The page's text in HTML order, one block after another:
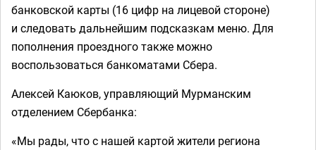
банковской карты (16 цифр на лицевой стороне)
и следовать дальнейшим подсказкам меню. Для
пополнения проездного также можно
воспользоваться банкоматами Сбера.
Алексей Каюков, управляющий Мурманским
отделением Сбербанка:
«Мы рады, что с нашей картой жители региона